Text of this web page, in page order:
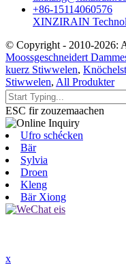
+86-15114060576
XINZIRAIN
© Copyright - 2010-2026:
Moossgeschneidert
kuerz Stiwwelen,
Stiwwelen, All Produkter
ESC fir zouzemaachen
Ufro schécken
Bär
Sylvia
Droen
Kleng
Bär Xiong
x